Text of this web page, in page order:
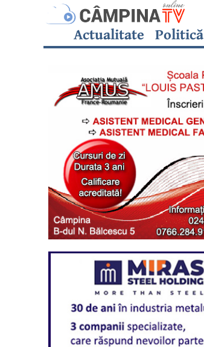
Actualitate Politică